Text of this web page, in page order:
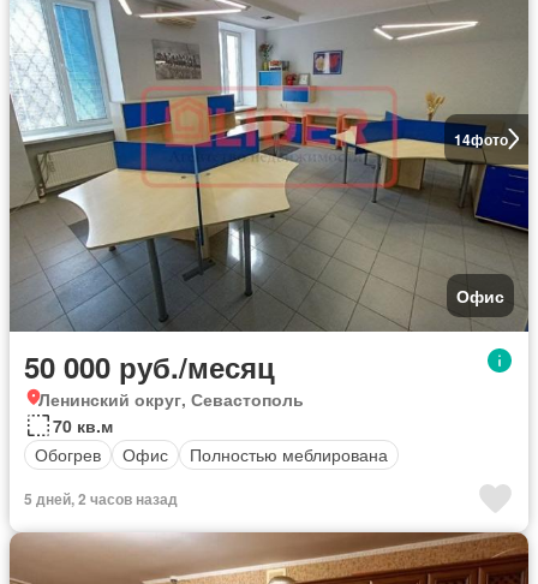
14фото
Офис
50 000 руб./месяц
Ленинский округ, Севастополь
70 кв.м
Обогрев
Офис Полностью меблирована
5 дней, 2 часов назад